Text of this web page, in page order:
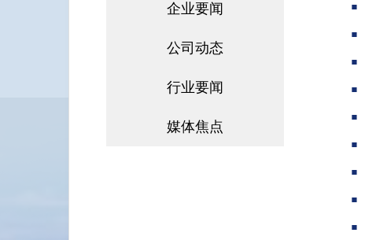
企业要闻
公司动态
行业要闻
媒体焦点